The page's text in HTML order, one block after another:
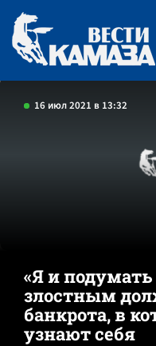
16 июл 2021 в 13:32
«Я и
злостным
банкрота, в
узнают себя